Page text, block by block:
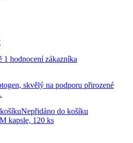
1 hodnocení zákazníka
skvělý na podporu přirozené
Nepřidáno do košíku